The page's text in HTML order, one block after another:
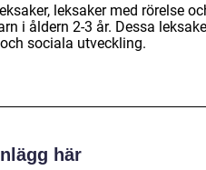
leksaker med rörelse
i åldern 2-3 år. Dessa
sociala utveckling.
här